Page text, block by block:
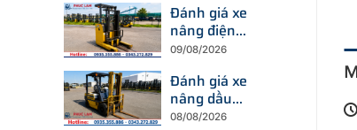
FD25-11
Đánh giá xe
nâng điện
Komatsu 1.5 tấn:
lái) và FB15RLF-
15 (Đứng lái)
09/08/2026
Đánh giá xe
nâng dầu
Komatsu 3 tấn:
08/08/2026